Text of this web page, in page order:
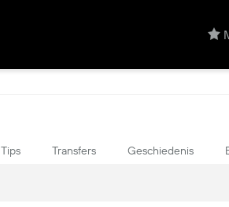
Tips Transfers Geschiedenis